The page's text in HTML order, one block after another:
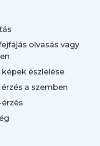
olvasás vagy
észlelése
a szemben